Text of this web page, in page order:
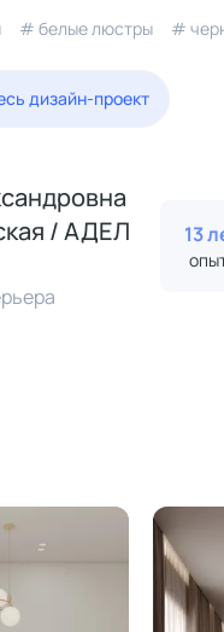
# белые люстры #
дизайн-проект
/ АДЕЛ
13